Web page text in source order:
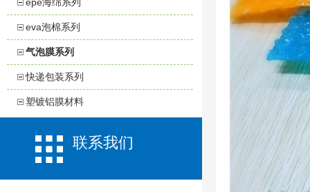
eva泡棉系列
气泡膜系列
快递包装系列
塑镀铝膜材料
联系我们